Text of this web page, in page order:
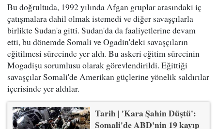
Bu doğrultuda, 1992 yılında Afgan gruplar arasındaki iç
çatışmalara dahil olmak istemedi ve diğer savaşçılarla
birlikte Sudan'a gitti. Sudan'da da faaliyetlerine devam
etti, bu dönemde Somali ve Ogadin'deki savaşçıların
eğitilmesi sürecinde yer aldı. Bu askeri eğitim sürecinin
Mogadişu sorumlusu olarak görevlendirildi. Eğittiği
savaşçılar Somali'de Amerikan güçlerine yönelik saldırılar
içerisinde yer aldılar.
Tarih | 'Kara Şahin Düştü':
Somali'de ABD'nin 19 kayıp